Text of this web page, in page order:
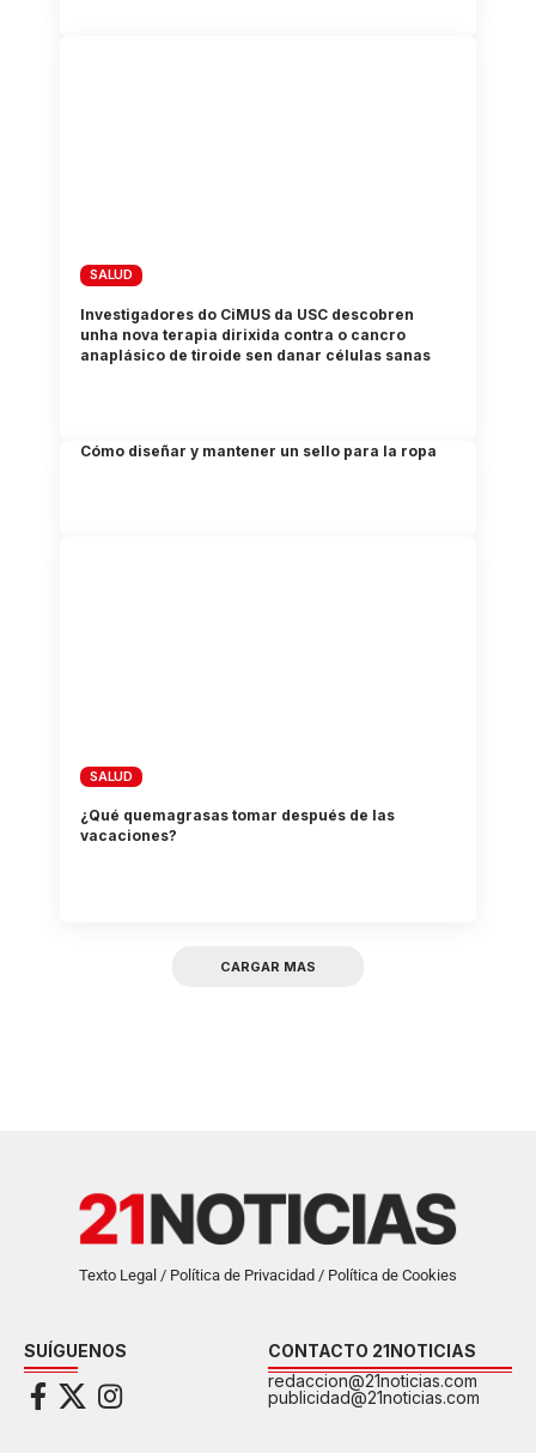
SALUD
Investigadores do CiMUS da USC descobren
unha nova terapia dirixida contra o cancro
anaplásico de tiroide sen danar células sanas
Cómo diseñar y mantener un sello para la ropa
SALUD
¿Qué quemagrasas tomar después de las
vacaciones?
CARGAR MAS
Texto Legal / Política de Privacidad / Política de Cookies
SUÍGUENOS
CONTACTO 21NOTICIAS
redaccion@21noticias.com
publicidad@21noticias.com